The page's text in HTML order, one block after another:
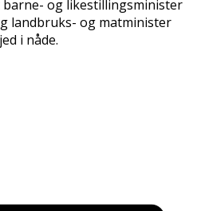
og likestillingsminister
landbruks- og matminister
i nåde.